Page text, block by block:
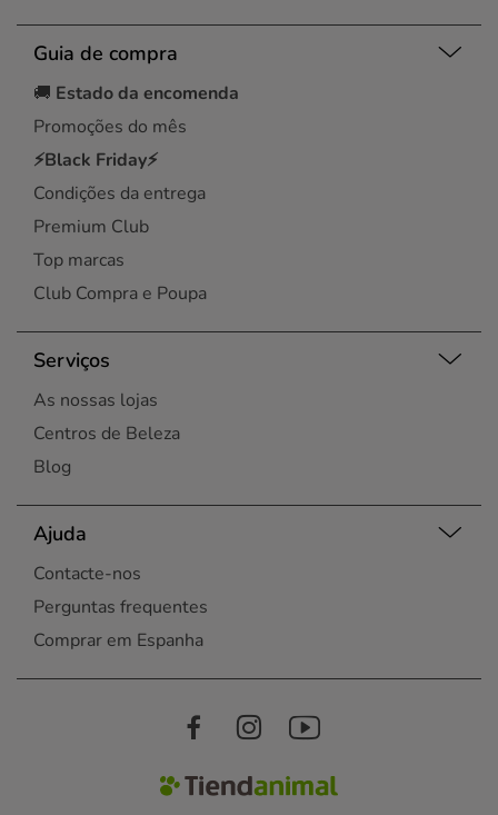
Guia de compra
🚚 Estado da encomenda
Promoções do mês
⚡Black Friday⚡
Condições da entrega
Premium Club
Top marcas
Club Compra e Poupa
Serviços
As nossas lojas
Centros de Beleza
Blog
Ajuda
Contacte-nos
Perguntas frequentes
Comprar em Espanha